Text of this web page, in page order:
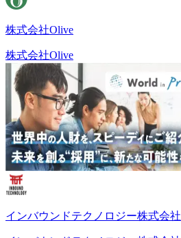
株式会社Olive
株式会社Olive
インバウンドテクノロジー株式会社